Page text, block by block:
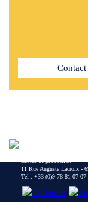
Contact
Écoles de production
11 Rue Auguste Lacroix -
Tél : +33 (0)9 78 81 07 07